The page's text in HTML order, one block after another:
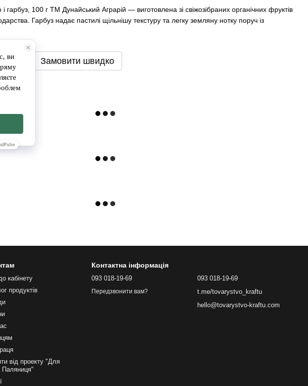
гарбуз, 100 г ТМ Дунайський Аграрій — виготовлена зі свіжозібраних органічних фруктів
Гарбуз надає пастилі щільнішу текстуру та легку земляну нотку поруч із
Замовити швидко
кабінету
продуктів
від проекту "Для
Паляниця"
Контактна інформація
093 018-19-69
Передзвонити вам?
093 018-19-69
t.me/tovarystvo_kraftu
hello@tovarystvo-kraftu.com